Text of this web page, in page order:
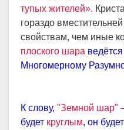
тупых жителей».
гораздо
свойствам, чем иные
плоского шара
Многомерному
К слову, "Земной шар"
будет круглым, он